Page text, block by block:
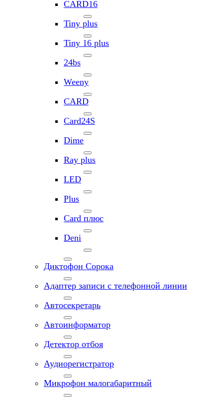
CARD16
Tiny plus
Tiny 16 plus
24bs
Weeny
CARD
Card24S
Dime
Ray plus
LED
Plus
Card плюс
Deni
Диктофон Сорока
Адаптер записи с телефонной линии
Автосекретарь
Автоинформатор
Детектор отбоя
Аудиорегистратор
Микрофон малогабаритный